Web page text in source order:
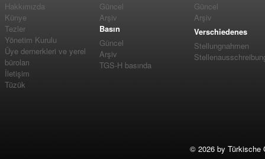
Hakkımızda
Künye
Tezler
Yönetim Kurulu
Üye dernerkleri ve yerel
büroları
İletişim
Tüzük
Güncel
Arşiv
Basın
Güncel
Arşiv
TGS-H basında
Güncel
Arşiv
Verschiedenes
Stellungnahmen
© 2026 by Türkische